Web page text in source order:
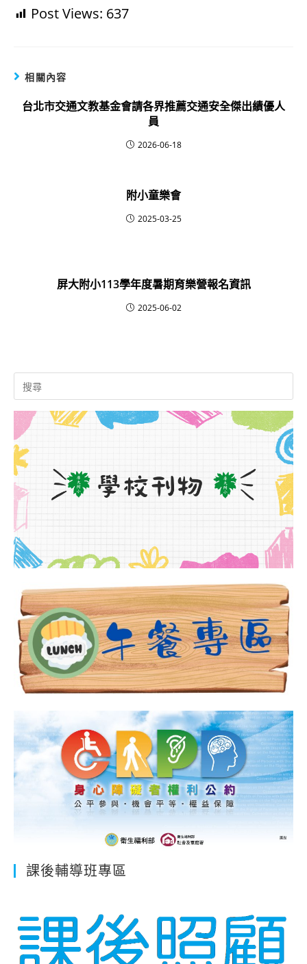
Post Views: 637
相關內容
台北市交通文教基金會請各界推薦交通安全傑出績優人
員
2026-06-18
附小童樂會
2025-03-25
屏大附小113學年度暑期育樂營報名資訊
2025-06-02
Search
for:
課後輔導班專區